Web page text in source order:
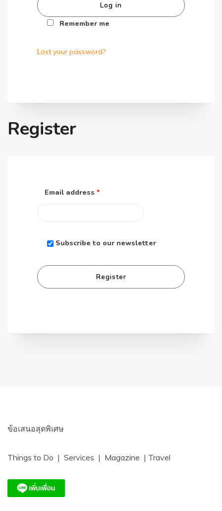
Log in
Remember me
Lost your password?
Register
Email address *
Subscribe to our newsletter
Register
ข้อเสนอสุดพิเศษ
Things to Do | Services | Magazine | Travel